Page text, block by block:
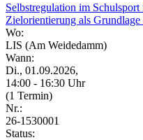
Selbstregulation im
Zielorientierung als
Wo:
LIS (Am Weidedamm)
Wann:
Di., 01.09.2026,
14:00 - 16:30 Uhr
(1 Termin)
Nr.:
26-1530001
Status: